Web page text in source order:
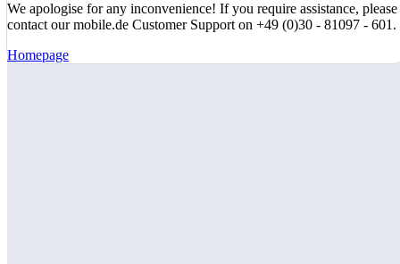
We apologise for any inconvenience! If you require assistance, please
contact our mobile.de Customer Support on +49 (0)30 - 81097 - 601.
Homepage